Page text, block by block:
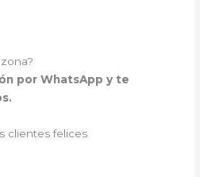
por WhatsApp y te
clientes felices